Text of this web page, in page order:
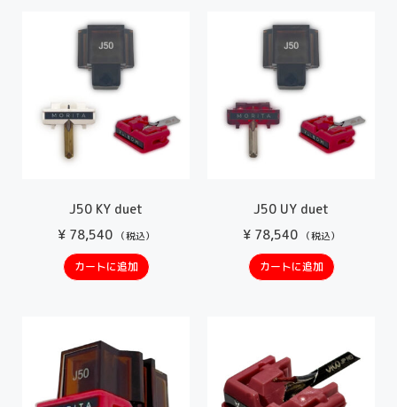
J50 KY duet
¥78,540 （税込）
カートに追加
J50 UY duet
¥78,540 （税込）
カートに追加